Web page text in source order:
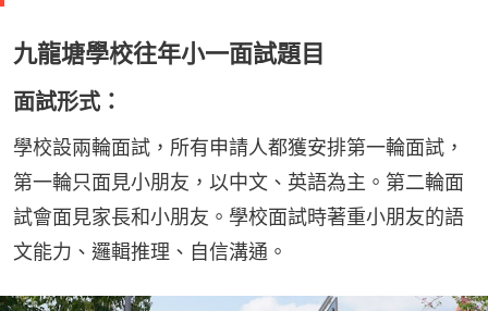
九龍塘學校往年小一面試題目
面試形式：
學校設兩輪面試，所有申請人都獲安排第一輪面試，
第一輪只面見小朋友，以中文、英語為主。第二輪面
試會面見家長和小朋友。學校面試時著重小朋友的語
文能力、邏輯推理、自信溝通。